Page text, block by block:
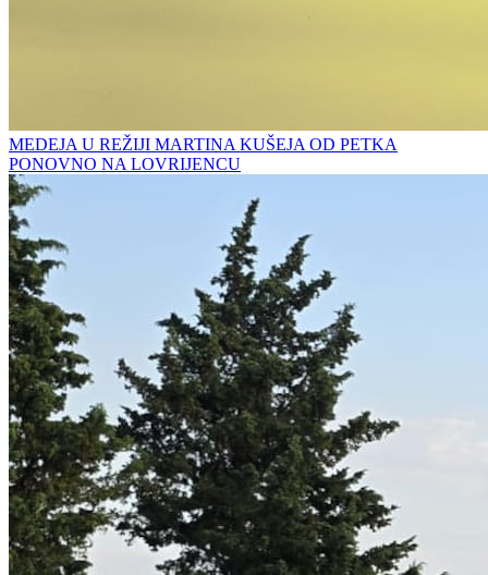
MEDEJA U REŽIJI MARTINA KUŠEJA OD PETKA
PONOVNO NA LOVRIJENCU